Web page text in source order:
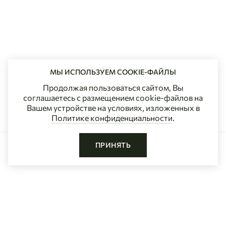
МЫ ИСПОЛЬЗУЕМ COOKIE-ФАЙЛЫ
Продолжая пользоваться сайтом, Вы
соглашаетесь с размещением cookie-файлов на
Вашем устройстве на условиях, изложенных в
Политике конфиденциальности.
ПРИНЯТЬ